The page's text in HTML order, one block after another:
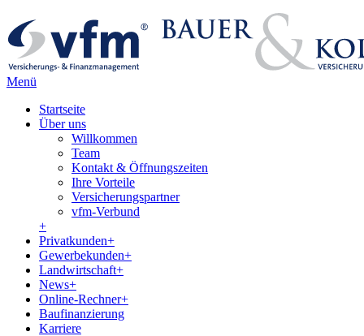
Menü
Startseite
Über uns
Willkommen
Team
Kontakt & Öffnungszeiten
Ihre Vorteile
Versicherungspartner
vfm-Verbund
+
Privatkunden+
Gewerbekunden+
Landwirtschaft+
News+
Online-Rechner+
Baufinanzierung
Karriere